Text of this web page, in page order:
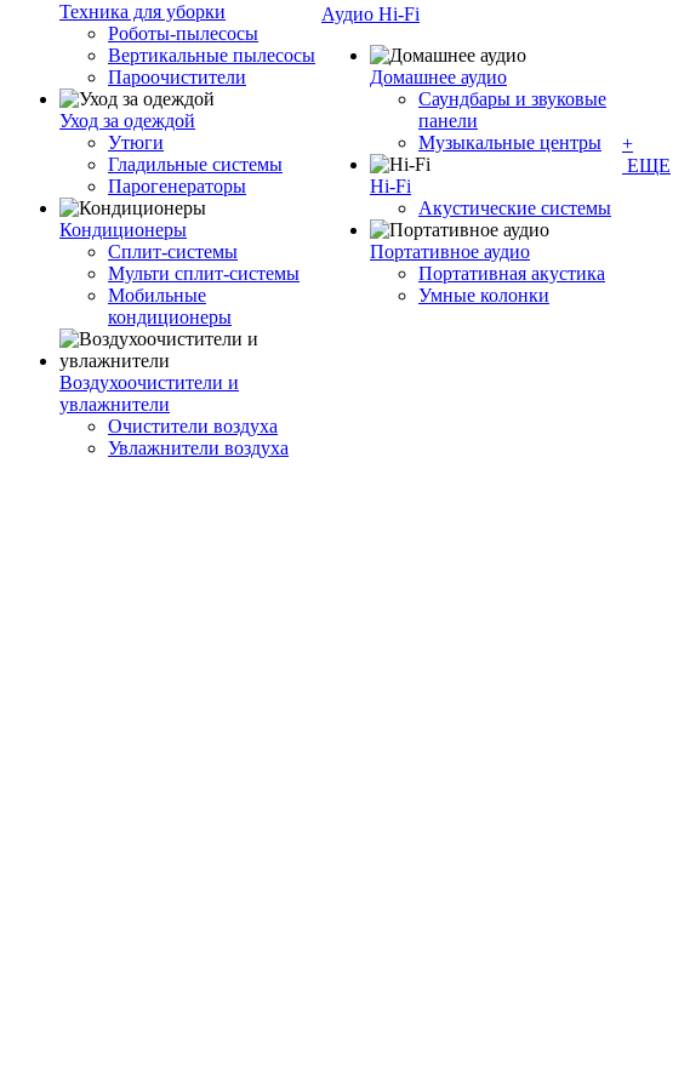
Техника для уборки
Роботы-пылесосы
Вертикальные пылесосы
Пароочистители
Уход за одеждой
Утюги
Гладильные системы
Парогенераторы
Кондиционеры
Сплит-системы
Мульти сплит-системы
Мобильные
кондиционеры
Воздухоочистители и
увлажнители
Очистители воздуха
Увлажнители воздуха
Аудио Hi-Fi
Домашнее аудио
Саундбары и звуковые
панели
Музыкальные центры
Hi-Fi
Акустические системы
Портативное аудио
Портативная акустика
Умные колонки
+
ЕЩЕ